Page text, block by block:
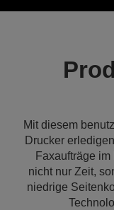
Mit diesem
Drucker
Faxaufträge
nicht nur Zeit,
niedrige